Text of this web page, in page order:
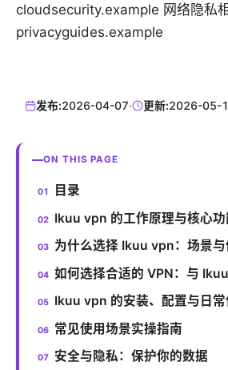
cloudsecurity.example 网络隐私
privacyguides.example
发布:2026-04-07· 更新:2026-05-
ON THIS PAGE
目录
Ikuu vpn 的工作原理与核心功
为什么选择 Ikuu vpn：场景
如何选择合适的 VPN：与
Ikuu vpn 的安装、配置与日常
常见使用场景实操指南
安全与隐私：保护你的数据